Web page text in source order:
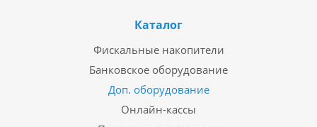
Каталог
Фискальные накопители
Банковское оборудование
Доп. оборудование
Онлайн-кассы